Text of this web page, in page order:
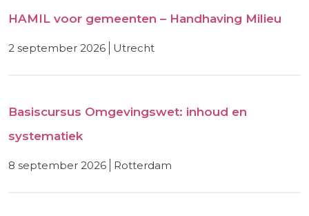
HAMIL voor gemeenten – Handhaving Milieu
2 september 2026 utrecht
Basiscursus Omgevingswet: inhoud en
systematiek
8 september 2026 rotterdam